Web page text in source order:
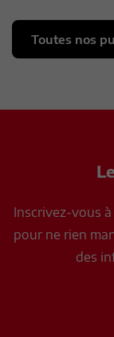
Toutes nos
Inscrivez-vous
pour ne rien
des